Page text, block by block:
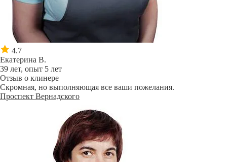
4.7
Екатерина В.
39 лет, опыт 5 лет
Отзыв о клинере
Скромная, но выполняющая все ваши пожелания.
Проспект Вернадского